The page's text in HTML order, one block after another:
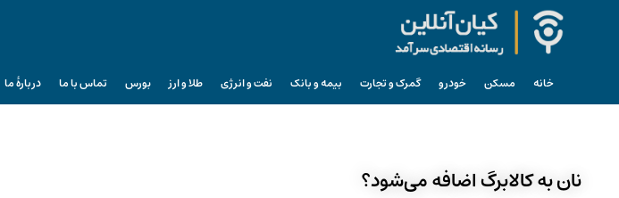
خانه مسکن خودرو گمرک و تجارت بیمه و بانک نفت و انرژی طلا و ارز بورس تماس با ما دربارۀ ما
نان به کالابرگ اضافه می‌شود؟